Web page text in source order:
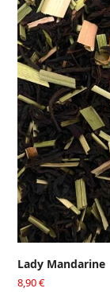
Lady Mandarine
8,90€